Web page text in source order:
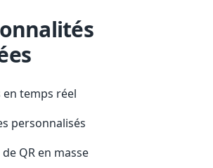
en temps réel
personnalisés
QR en masse